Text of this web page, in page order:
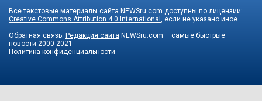
Все текстовые материалы сайта NEWSru.com доступны по лицензии:
Creative Commons Attribution 4.0 International , если не указано иное.
Обратная связь: Редакция сайта NEWSru.com – самые быстрые
новости 2000-2021
Политика конфиденциальности